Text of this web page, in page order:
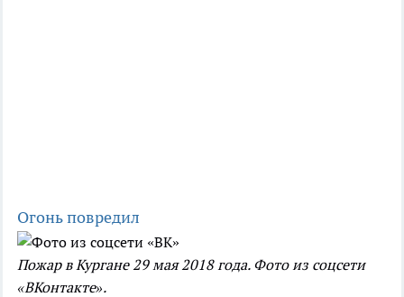
Огонь повредил
Пожар в Кургане 29 мая 2018 года. Фото из соцсети
«ВКонтакте».